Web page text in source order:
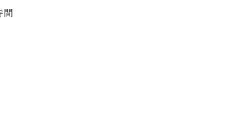
間